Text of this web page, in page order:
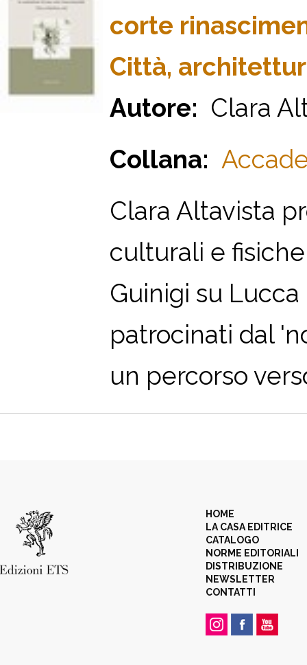
corte
Città,
Autore: Clara
Collana:
Clara Altavista
culturali e
Guinigi su
patrocinati dal
un percorso
HOME
LA CASA EDITRICE
CATALOGO
NORME EDITORIALI
DISTRIBUZIONE
NEWSLETTER
CONTATTI